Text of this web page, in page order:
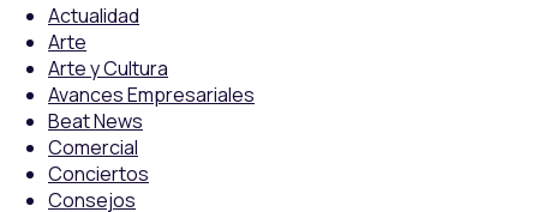
Actualidad
Arte
Arte y Cultura
Avances Empresariales
Beat News
Comercial
Conciertos
Consejos